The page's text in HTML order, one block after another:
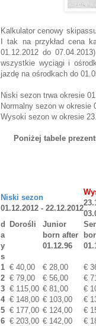
Kalkulator cenowy
I tak na przykład cena
01.12.2012 do
wszystkie wyciągi i
jazdę na ośrodkach do
Niski sezon trwa okresie
Normalny sezon w okresie
Wysoki sezon w okresie
Poniżej tabele
Niski sezon
01.12.2012 - 22.12.2012
d
a
y
s
Dorośli
Junior
born after
01.12.96
1 € 40,00 € 28,00 €
2 € 79,00 € 56,00 €
3 € 115,00 € 81,00 €
4 € 148,00 € 103,00 €
5 € 177,00 € 124,00 €
6 € 203,00 € 142,00 €